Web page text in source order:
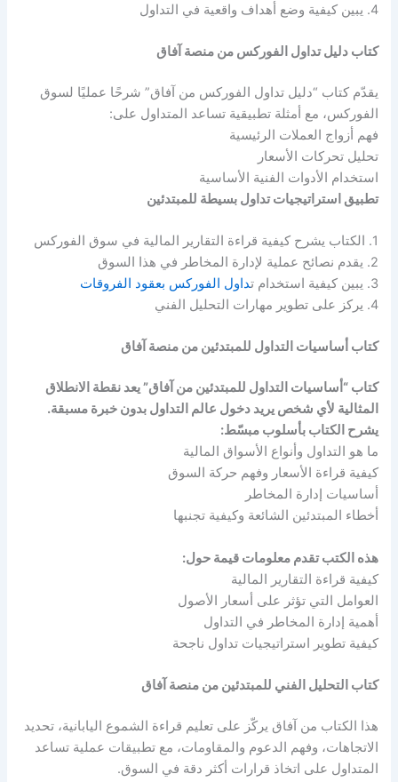
4. يبين كيفية وضع أهداف واقعية في التداول
كتاب دليل تداول الفوركس من منصة آفاق
يقدّم كتاب “دليل تداول الفوركس من آفاق” شرحًا عمليًا لسوق
الفوركس، مع أمثلة تطبيقية تساعد المتداول على:
فهم أزواج العملات الرئيسية
تحليل تحركات الأسعار
استخدام الأدوات الفنية الأساسية
تطبيق استراتيجيات تداول بسيطة للمبتدئين
1. الكتاب يشرح كيفية قراءة التقارير المالية في سوق الفوركس
2. يقدم نصائح عملية لإدارة المخاطر في هذا السوق
3. يبين كيفية استخدام ت
داول الفوركس بعقود الفروقات
4. يركز على تطوير مهارات التحليل الفني
كتاب أساسيات التداول للمبتدئين من منصة آفاق
كتاب “أساسيات التداول للمبتدئين من آفاق” يعد نقطة الانطلاق
المثالية لأي شخص يريد دخول عالم التداول بدون خبرة مسبقة.
يشرح الكتاب بأسلوب مبسّط:
ما هو التداول وأنواع الأسواق المالية
كيفية قراءة الأسعار وفهم حركة السوق
أساسيات إدارة المخاطر
أخطاء المبتدئين الشائعة وكيفية تجنبها
هذه الكتب تقدم معلومات قيمة حول:
كيفية قراءة التقارير المالية
العوامل التي تؤثر على أسعار الأصول
أهمية إدارة المخاطر في التداول
كيفية تطوير استراتيجيات تداول ناجحة
كتاب التحليل الفني للمبتدئين من منصة آفاق
هذا الكتاب من آفاق يركّز على تعليم قراءة الشموع اليابانية، تحديد
الاتجاهات، وفهم الدعوم والمقاومات، مع تطبيقات عملية تساعد
المتداول على اتخاذ قرارات أكثر دقة في السوق.